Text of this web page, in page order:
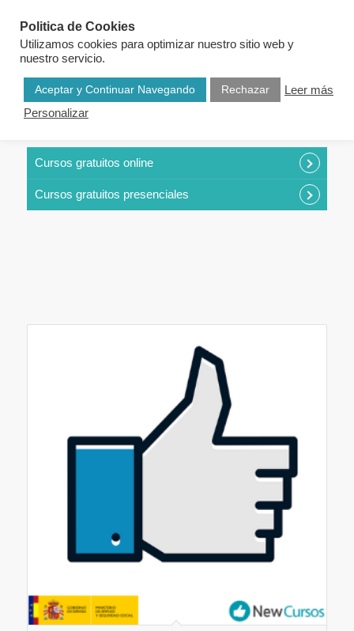
Cursos gratuitos online
Cursos gratuitos presenciales
Politica de Cookies
Utilizamos cookies para optimizar nuestro sitio web y
nuestro servicio.
Aceptar y Continuar Navegando Rechazar
Leer más
Personalizar